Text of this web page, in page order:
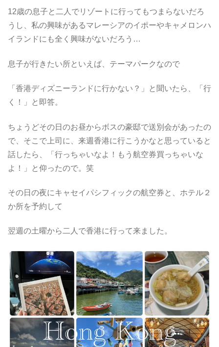
12歳の息子と二人でリゾートに行ってもつまらないだろ
うし、私の興味があるマレーシアのイポーやキャメロンハ
イランドにも全く興味がないだろう…
息子が行きたい所といえば、テーマパークなので
「香港ディズニーランドに行かない？」と聞いたら、「行
く！」と即答。
ちょうどその日のお昼からボスの豪邸で送別会があったの
で、そこで上司に、来週香港に行こうかなと思っていると
話したら、「行っちゃいなよ！もう航空券買っちゃいな
よ！」と仰ったので。笑
その日の夜にキャセイパシフィックの航空券と、ホテル２
か所を予約して
翌週の土曜から二人で香港に行って来ました。